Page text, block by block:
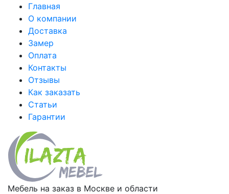
Главная
О компании
Доставка
Замер
Оплата
Контакты
Отзывы
Как заказать
Статьи
Гарантии
Мебель на заказ в Москве и области